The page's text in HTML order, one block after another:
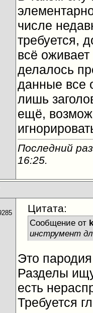
числе
требуется,
всё
делалось
данные все
лишь
ещё,
Последний
16:25.
Цитата:
Сообщение от
инструмент
Это
Разделы
есть
Требуется